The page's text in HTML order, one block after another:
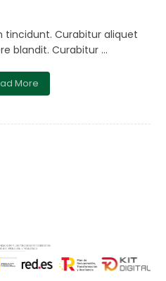
tincidunt. Curabitur aliquet
blandit. Curabitur ...
More